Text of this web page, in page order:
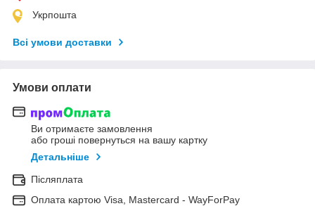
Укрпошта
Всі умови доставки
Умови оплати
Ви отримаєте замовлення
або гроші повернуться на вашу картку
Детальніше
Післяплата
Оплата картою Visa, Mastercard - WayForPay